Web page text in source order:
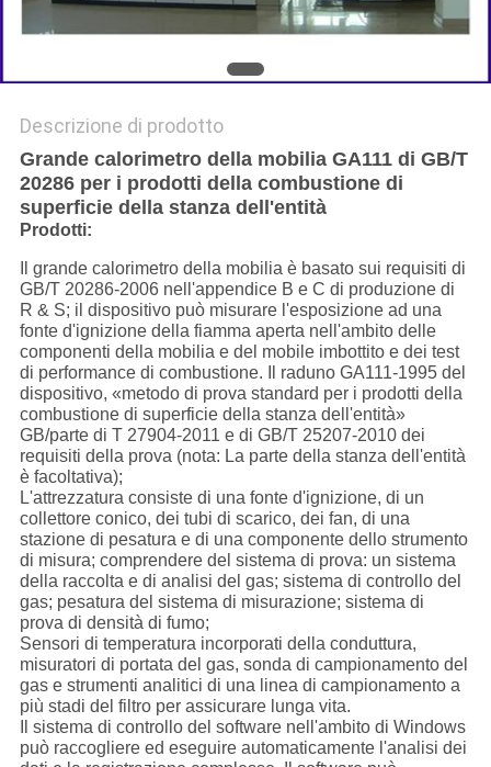
Descrizione di prodotto
Grande calorimetro della mobilia GA111 di GB/T
20286 per i prodotti della combustione di
superficie della stanza dell'entità
Prodotti:
Il grande calorimetro della mobilia è basato sui requisiti di
GB/T 20286-2006 nell'appendice B e C di produzione di
R & S; il dispositivo può misurare l'esposizione ad una
fonte d'ignizione della fiamma aperta nell'ambito delle
componenti della mobilia e del mobile imbottito e dei test
di performance di combustione. Il raduno GA111-1995 del
dispositivo, «metodo di prova standard per i prodotti della
combustione di superficie della stanza dell'entità»
GB/parte di T 27904-2011 e di GB/T 25207-2010 dei
requisiti della prova (nota: La parte della stanza dell'entità
è facoltativa);
L'attrezzatura consiste di una fonte d'ignizione, di un
collettore conico, dei tubi di scarico, dei fan, di una
stazione di pesatura e di una componente dello strumento
di misura; comprendere del sistema di prova: un sistema
della raccolta e di analisi del gas; sistema di controllo del
gas; pesatura del sistema di misurazione; sistema di
prova di densità di fumo;
Sensori di temperatura incorporati della conduttura,
misuratori di portata del gas, sonda di campionamento del
gas e strumenti analitici di una linea di campionamento a
più stadi del filtro per assicurare lunga vita.
Il sistema di controllo del software nell'ambito di Windows
può raccogliere ed eseguire automaticamente l'analisi dei